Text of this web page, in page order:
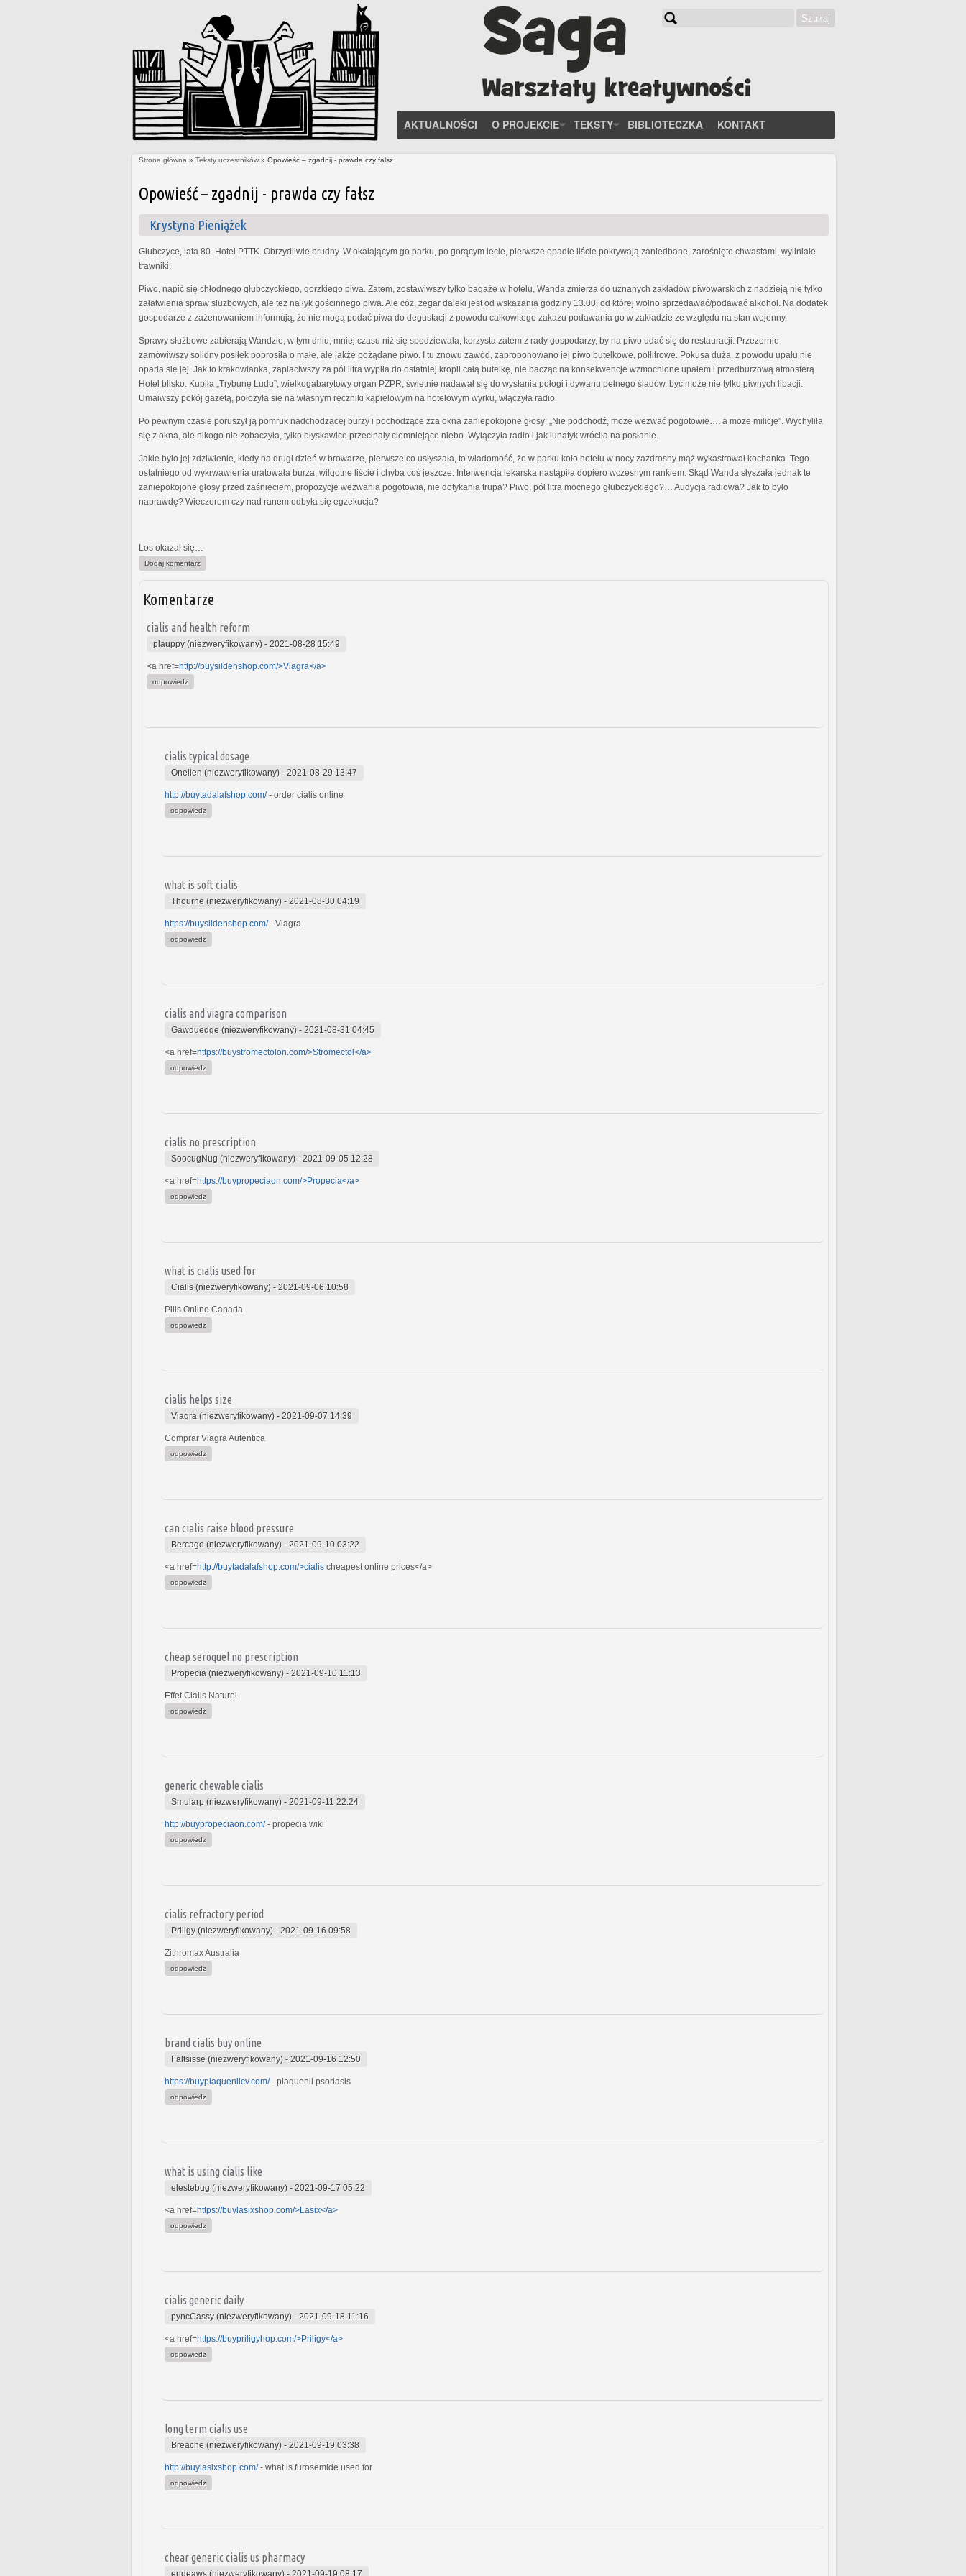
Szukaj
AKTUALNOŚCI O PROJEKCIE TEKSTY BIBLIOTECZKA KONTAKT
Strona główna » Teksty uczestników » Opowieść – zgadnij - prawda czy fałsz
Opowieść – zgadnij - prawda czy fałsz
Krystyna Pieniążek
Głubczyce, lata 80. Hotel PTTK. Obrzydliwie brudny. W okalającym go parku, po gorącym lecie, pierwsze opadłe liście pokrywają zaniedbane, zarośnięte chwastami, wyliniałe
trawniki.
Piwo, napić się chłodnego głubczyckiego, gorzkiego piwa. Zatem, zostawiwszy tylko bagaże w hotelu, Wanda zmierza do uznanych zakładów piwowarskich z nadzieją nie tylko
załatwienia spraw służbowych, ale też na łyk gościnnego piwa. Ale cóż, zegar daleki jest od wskazania godziny 13.00, od której wolno sprzedawać/podawać alkohol. Na dodatek
gospodarze z zażenowaniem informują, że nie mogą podać piwa do degustacji z powodu całkowitego zakazu podawania go w zakładzie ze względu na stan wojenny.
Sprawy służbowe zabierają Wandzie, w tym dniu, mniej czasu niż się spodziewała, korzysta zatem z rady gospodarzy, by na piwo udać się do restauracji. Przezornie
zamówiwszy solidny posiłek poprosiła o małe, ale jakże pożądane piwo. I tu znowu zawód, zaproponowano jej piwo butelkowe, półlitrowe. Pokusa duża, z powodu upału nie
oparła się jej. Jak to krakowianka, zapłaciwszy za pół litra wypiła do ostatniej kropli całą butelkę, nie bacząc na konsekwencje wzmocnione upałem i przedburzową atmosferą.
Hotel blisko. Kupiła „Trybunę Ludu”, wielkogabarytowy organ PZPR, świetnie nadawał się do wysłania połogi i dywanu pełnego śladów, być może nie tylko piwnych libacji.
Umaiwszy pokój gazetą, położyła się na własnym ręczniki kąpielowym na hotelowym wyrku, włączyła radio.
Po pewnym czasie poruszył ją pomruk nadchodzącej burzy i pochodzące zza okna zaniepokojone głosy: „Nie podchodź, może wezwać pogotowie…, a może milicję”. Wychyliła
się z okna, ale nikogo nie zobaczyła, tylko błyskawice przecinały ciemniejące niebo. Wyłączyła radio i jak lunatyk wróciła na posłanie.
Jakie było jej zdziwienie, kiedy na drugi dzień w browarze, pierwsze co usłyszała, to wiadomość, że w parku koło hotelu w nocy zazdrosny mąż wykastrował kochanka. Tego
ostatniego od wykrwawienia uratowała burza, wilgotne liście i chyba coś jeszcze. Interwencja lekarska nastąpiła dopiero wczesnym rankiem. Skąd Wanda słyszała jednak te
zaniepokojone głosy przed zaśnięciem, propozycję wezwania pogotowia, nie dotykania trupa? Piwo, pół litra mocnego głubczyckiego?… Audycja radiowa? Jak to było
naprawdę? Wieczorem czy nad ranem odbyła się egzekucja?
Los okazał się…
Dodaj komentarz
Komentarze
cialis and health reform
plauppy (niezweryfikowany) - 2021-08-28 15:49
<a href=http://buysildenshop.com/>Viagra</a>
odpowiedz
cialis typical dosage
Onelien (niezweryfikowany) - 2021-08-29 13:47
http://buytadalafshop.com/- order cialis online
odpowiedz
what is soft cialis
Thourne (niezweryfikowany) - 2021-08-30 04:19
https://buysildenshop.com/- Viagra
odpowiedz
cialis and viagra comparison
Gawduedge (niezweryfikowany) - 2021-08-31 04:45
<a href=https://buystromectolon.com/>Stromectol</a>
odpowiedz
cialis no prescription
SoocugNug (niezweryfikowany) - 2021-09-05 12:28
<a href=https://buypropeciaon.com/>Propecia</a>
odpowiedz
what is cialis used for
Cialis (niezweryfikowany) - 2021-09-06 10:58
Pills Online Canada
odpowiedz
cialis helps size
Viagra (niezweryfikowany) - 2021-09-07 14:39
Comprar Viagra Autentica
odpowiedz
can cialis raise blood pressure
Bercago (niezweryfikowany) - 2021-09-10 03:22
<a href=http://buytadalafshop.com/>cialis cheapest online prices</a>
odpowiedz
cheap seroquel no prescription
Propecia (niezweryfikowany) - 2021-09-10 11:13
Effet Cialis Naturel
odpowiedz
generic chewable cialis
Smularp (niezweryfikowany) - 2021-09-11 22:24
http://buypropeciaon.com/- propecia wiki
odpowiedz
cialis refractory period
Priligy (niezweryfikowany) - 2021-09-16 09:58
Zithromax Australia
odpowiedz
brand cialis buy online
Faltsisse (niezweryfikowany) - 2021-09-16 12:50
https://buyplaquenilcv.com/- plaquenil psoriasis
odpowiedz
what is using cialis like
elestebug (niezweryfikowany) - 2021-09-17 05:22
<a href=https://buylasixshop.com/>Lasix</a>
odpowiedz
cialis generic daily
pyncCassy (niezweryfikowany) - 2021-09-18 11:16
<a href=https://buypriligyhop.com/>Priligy</a>
odpowiedz
long term cialis use
Breache (niezweryfikowany) - 2021-09-19 03:38
http://buylasixshop.com/- what is furosemide used for
odpowiedz
chear generic cialis us pharmacy
endeaws (niezweryfikowany) - 2021-09-19 08:17